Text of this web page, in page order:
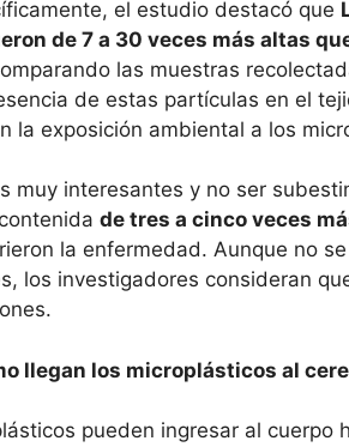
el estudio destacó que
de 7 a 30 veces más altas
las muestras
de estas partículas en el
la exposición ambiental a los
muy interesantes y no ser
de tres a cinco veces
la enfermedad. Aunque no
los investigadores consideran
llegan los microplásticos al
pueden ingresar al